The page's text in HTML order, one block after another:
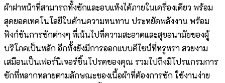
ผ้าฝาหน้าที่สามารถทั้งซักและอบแห้งได้ภายในเครื่องเดียว พร้อม
สุดยอดเทคโนโลยีในด้านความทนทาน ประหยัดพลังงาน พร้อม
ฟังก์ชันการซักต่างๆ ที่เน้นไปที่ความสะอาดและสุขอนามัยของผู้
บริโภคเป็นหลัก อีกทั้งยังมีการออกแบบดีไซน์ที่หรูหรา สวยงาม
เสมือนเป็นเฟอร์นิเจอร์ชิ้นโปรดของคุณ รวมไปถึงมีโปรแกรมการ
ซักที่หลากหลายตามลักษณะของเนื้อผ้าที่ต้องการซัก ใช้งานง่าย